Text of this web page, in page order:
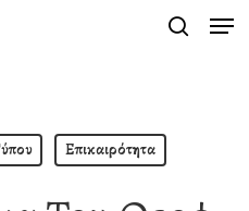
Επικαιρότητα